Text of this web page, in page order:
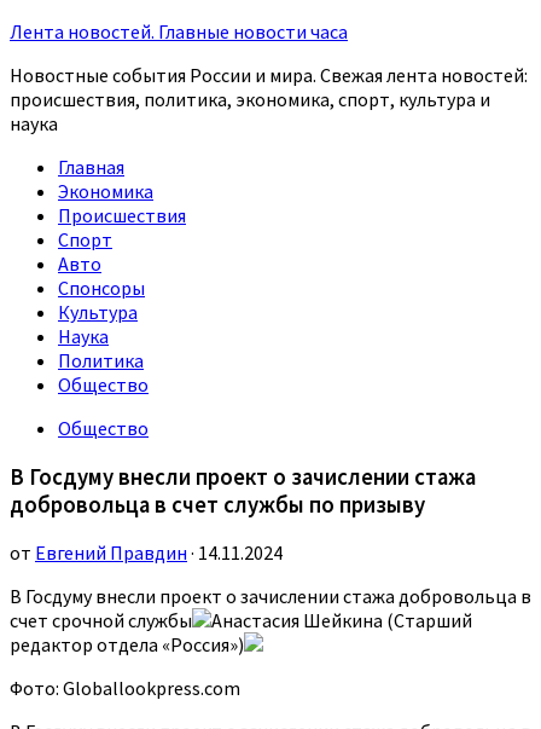
Лента новостей. Главные новости часа
Новостные события России и мира. Свежая лента новостей:
происшествия, политика, экономика, спорт, культура и
наука
Главная
Экономика
Происшествия
Спорт
Авто
Спонсоры
Культура
Наука
Политика
Общество
Общество
В Госдуму внесли проект о зачислении стажа
добровольца в счет службы по призыву
от Евгений Правдин · 14.11.2024
В Госдуму внесли проект о зачислении стажа добровольца в
счет срочной службы
Анастасия Шейкина (Старший
редактор отдела «Россия»)
Фото: Globallookpress.com